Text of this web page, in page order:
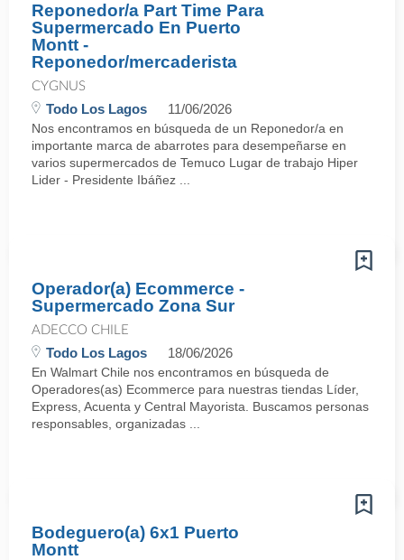
Reponedor/a Part Time Para
Supermercado En Puerto
Montt -
Reponedor/mercaderista
CYGNUS
Todo Los Lagos 11/06/2026
Nos encontramos en búsqueda de un Reponedor/a en
importante marca de abarrotes para desempeñarse en
varios supermercados de Temuco Lugar de trabajo Hiper
Lider - Presidente Ibáñez ...
Operador(a) Ecommerce -
Supermercado Zona Sur
ADECCO CHILE
Todo Los Lagos 18/06/2026
En Walmart Chile nos encontramos en búsqueda de
Operadores(as) Ecommerce para nuestras tiendas Líder,
Express, Acuenta y Central Mayorista. Buscamos personas
responsables, organizadas ...
Bodeguero(a) 6x1 Puerto
Montt